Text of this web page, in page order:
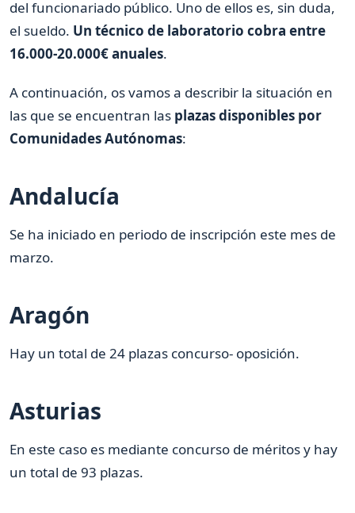
del funcionariado público. Uno de ellos es, sin duda,
el sueldo. Un técnico de laboratorio cobra entre
16.000-20.000€ anuales.
A continuación, os vamos a describir la situación en
las que se encuentran las plazas disponibles por
Comunidades Autónomas:
Andalucía
Se ha iniciado en periodo de inscripción este mes de
marzo.
Aragón
Hay un total de 24 plazas concurso- oposición.
Asturias
En este caso es mediante concurso de méritos y hay
un total de 93 plazas.